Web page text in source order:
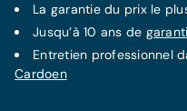
La garantiedu prix le
Jusqu’à 10 ans de
Entretien professionnel
Cardoen